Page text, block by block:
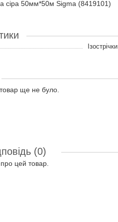
сіра 50мм*50м Sigma (8419101)
Ізострічки
товар ще не було.
(0)
цей товар.